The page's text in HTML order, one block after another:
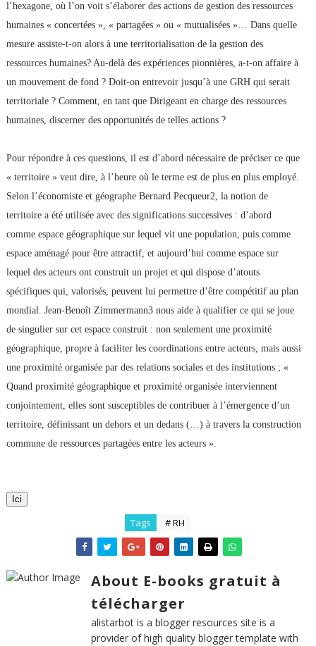
l’hexagone, où l’on voit s’élaborer des actions de gestion des ressources
humaines « concertées », « partagées » ou « mutualisées »… Dans quelle
mesure assiste-t-on alors à une territorialisation de la gestion des
ressources humaines? Au-delà des expériences pionnières, a-t-on affaire à
un mouvement de fond ? Doit-on entrevoir jusqu’à une GRH qui serait
territoriale ? Comment, en tant que Dirigeant en charge des ressources
humaines, discerner des opportunités de telles actions ?
Pour répondre à ces questions, il est d’abord nécessaire de préciser ce que
« territoire » veut dire, à l’heure où le terme est de plus en plus employé.
Selon l’économiste et géographe Bernard Pecqueur2, la notion de
territoire a été utilisée avec des significations successives : d’abord
comme espace géographique sur lequel vit une population, puis comme
espace aménagé pour être attractif, et aujourd’hui comme espace sur
lequel des acteurs ont construit un projet et qui dispose d’atouts
spécifiques qui, valorisés, peuvent lui permettre d’être compétitif au plan
mondial. Jean-Benoît Zimmermann3 nous aide à qualifier ce qui se joue
de singulier sur cet espace construit : non seulement une proximité
géographique, propre à faciliter les coordinations entre acteurs, mais aussi
une proximité organisée par des relations sociales et des institutions ; «
Quand proximité géographique et proximité organisée interviennent
conjointement, elles sont susceptibles de contribuer à l’émergence d’un
territoire, définissant un dehors et un dedans (…) à travers la construction
commune de ressources partagées entre les acteurs ».
Ici
Tags # RH
About E-books gratuit à
télécharger
alistarbot is a blogger resources site is a
provider of high quality blogger template with